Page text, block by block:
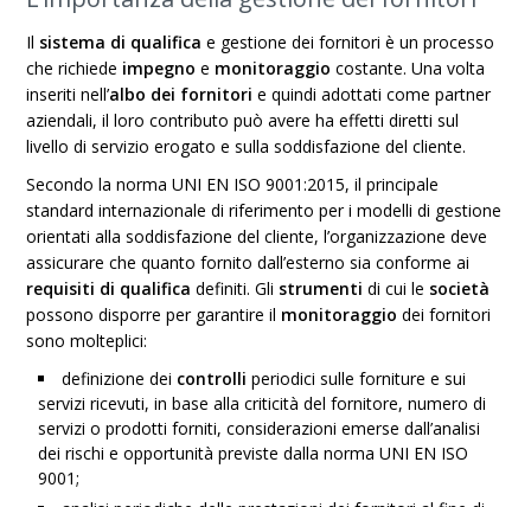
Il sistema di qualifica e gestione dei fornitori è un processo
che richiede impegno e monitoraggio costante. Una volta
inseriti nell’albo dei fornitorie quindi adottati come partner
aziendali, il loro contributo può avere ha effetti diretti sul
livello di servizio erogato e sulla soddisfazione del cliente.
Secondo la norma UNI EN ISO 9001:2015, il principale
standard internazionale di riferimento per i modelli di gestione
orientati alla soddisfazione del cliente, l’organizzazione deve
assicurare che quanto fornito dall’esterno sia conforme ai
requisiti di qualifica definiti. Gli strumenti di cui le società
possono disporre per garantire il monitoraggio dei fornitori
sono molteplici:
definizione dei controlli periodici sulle forniture e sui
servizi ricevuti, in base alla criticità del fornitore, numero di
servizi o prodotti forniti, considerazioni emerse dall’analisi
dei rischi e opportunità previste dalla norma UNI EN ISO
9001;